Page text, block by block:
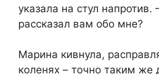
указала на стул напротив.
рассказал вам обо мне?
Марина кивнула,
коленях – точно таким